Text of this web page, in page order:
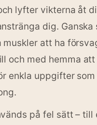
lyfter vikterna åt
dig.
muskler att ha
och med hemma
enkla uppgifter
på fel sätt – till